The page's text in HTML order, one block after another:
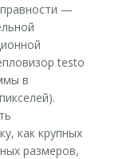
—
testo
в
как крупных
размеров,